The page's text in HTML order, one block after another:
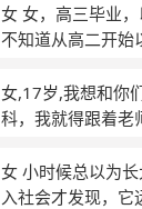
女 女，高三毕业
不知道从高二开始
到)以前觉得那些
底！……
女,17岁,我想和你
科，我就得跟着老
我经常自嘲，却又
18岁了成年了，
女 小时候总以为
入社会才发现，它